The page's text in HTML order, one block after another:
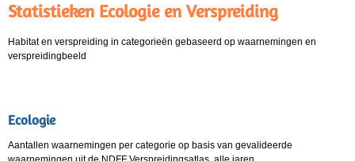
Statistieken Ecologie en Verspreiding
Habitat en verspreiding in categorieën gebaseerd op waarnemingen en
verspreidingbeeld
Ecologie
Aantallen waarnemingen per categorie op basis van gevalideerde